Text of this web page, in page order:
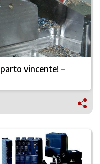
vincente! –